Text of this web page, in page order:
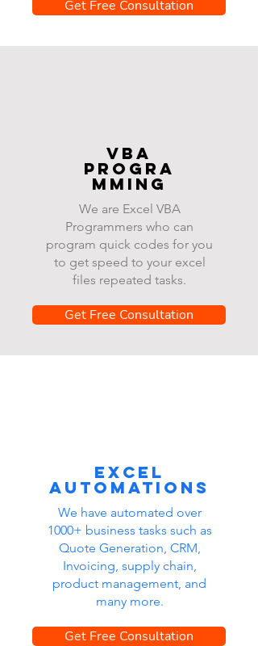
Get Free Consultation
VBA
progra
mming
We are Excel VBA
Programmers who can
program quick codes for you
to get speed to your excel
files repeated tasks.
Get Free Consultation
Excel
automations
We have automated over
1000+ business tasks such as
Quote Generation, CRM,
Invoicing, supply chain,
product management, and
many more.
Get Free Consultation